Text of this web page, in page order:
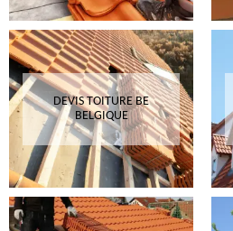
DEVIS TOITURE BE
BELGIQUE